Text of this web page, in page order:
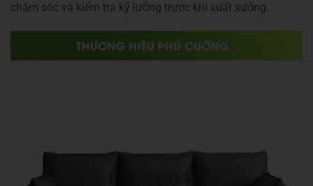
chăm sóc và kiểm tra kỹ lưỡng trước khi xuất xưởng.